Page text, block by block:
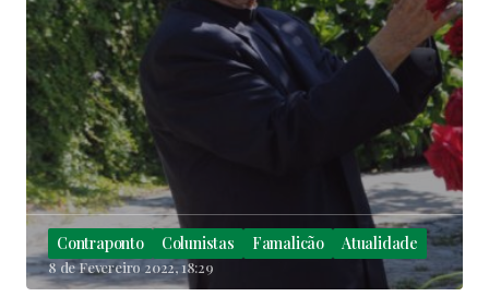
Contraponto Colunistas Famalicão Atualidade
8 de Fevereiro 2022, 18:29